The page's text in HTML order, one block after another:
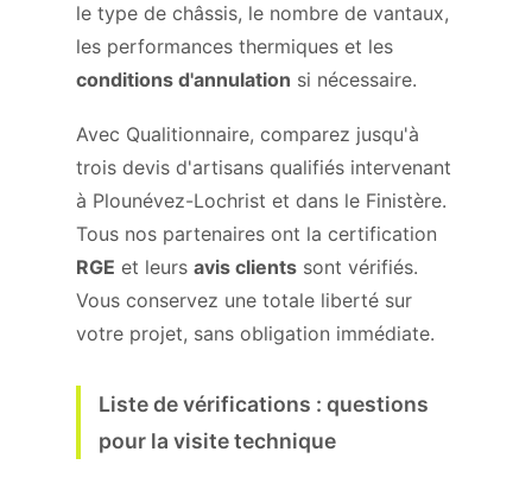
le type de châssis, le nombre de vantaux,
les performances thermiques et les
conditions d'annulation si nécessaire.
Avec Qualitionnaire, comparez jusqu'à
trois devis d'artisans qualifiés intervenant
à Plounévez-Lochrist et dans le Finistère.
Tous nos partenaires ont la certification
RGE et leurs avis clients sont vérifiés.
Vous conservez une totale liberté sur
votre projet, sans obligation immédiate.
Liste de vérifications : questions
pour la visite technique